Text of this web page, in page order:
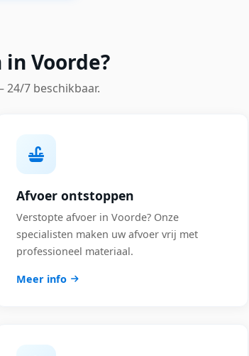
Voorde?
7 beschikbaar.
Afvoer ontstoppen
Verstopte afvoer in Voorde? Onze
specialisten maken uw afvoer vrij met
professioneel materiaal.
Meer info